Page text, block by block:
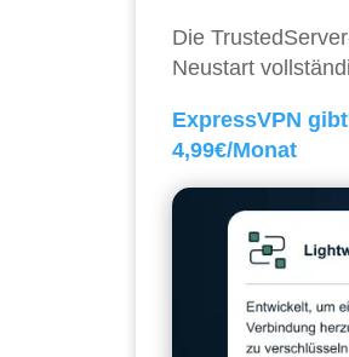
Die
Neustart
ExpressVPN
4,99€/Monat